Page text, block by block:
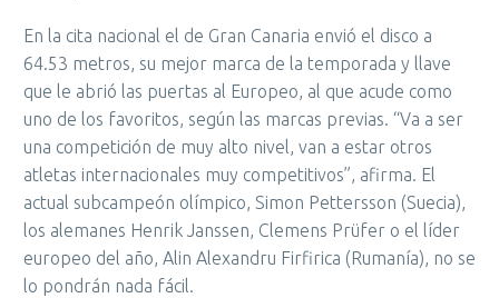
En la cita nacional el de Gran Canaria envió el disco a
64.53 metros, su mejor marca de la temporada y llave
que le abrió las puertas al Europeo, al que acude como
uno de los favoritos, según las marcas previas. “Va a ser
una competición de muy alto nivel, van a estar otros
atletas internacionales muy competitivos”, afirma. El
actual subcampeón olímpico, Simon Pettersson (Suecia),
los alemanes Henrik Janssen, Clemens Prüfer o el líder
europeo del año, Alin Alexandru Firfirica (Rumanía), no se
lo pondrán nada fácil.